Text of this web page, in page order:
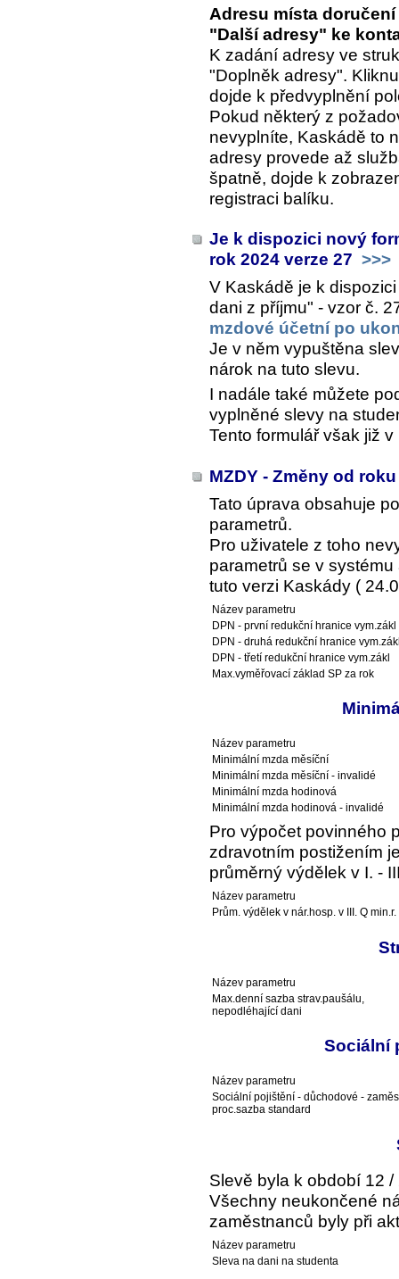
Adresu místa
"Další adresy" ke
K zadání adresy ve
"Doplněk adresy".
dojde k předvyplnění
Pokud některý z
nevyplníte, Kaskádě to
adresy provede až
špatně, dojde k
registraci balíku.
Je k dispozici nový
rok 2024 verze 27 >>>
V Kaskádě je k
dani z příjmu" - vzor č.
mzdové účetní po
Je v něm vypuštěna
nárok na tuto slevu.
I nadále také můžete
vyplněné slevy na
Tento formulář však již
MZDY - Změny od
Tato úprava obsahuje
parametrů.
Pro uživatele z toho
parametrů se v
tuto verzi Kaskády (
Název parametru
DPN - první redukční hranice vym.zákl
DPN - druhá redukční hranice
DPN - třetí redukční hranice vym.zákl
Max.vyměřovací základ SP za rok
Název parametru
Minimální mzda měsíční
Minimální mzda měsíční - invalidé
Minimální mzda hodinová
Minimální mzda hodinová - invalidé
Pro výpočet povinného
zdravotním postižením
průměrný výdělek v I. -
Název parametru
Prům. výdělek v nár.hosp. v III. Q min.r.
Název parametru
Max.denní sazba strav.paušálu,
nepodléhající dani
Sociální
Název parametru
Sociální pojištění - důchodové -
proc.sazba standard
Slevě byla k období 12
Všechny neukončené
zaměstnanců byly při
Název parametru
Sleva na dani na studenta